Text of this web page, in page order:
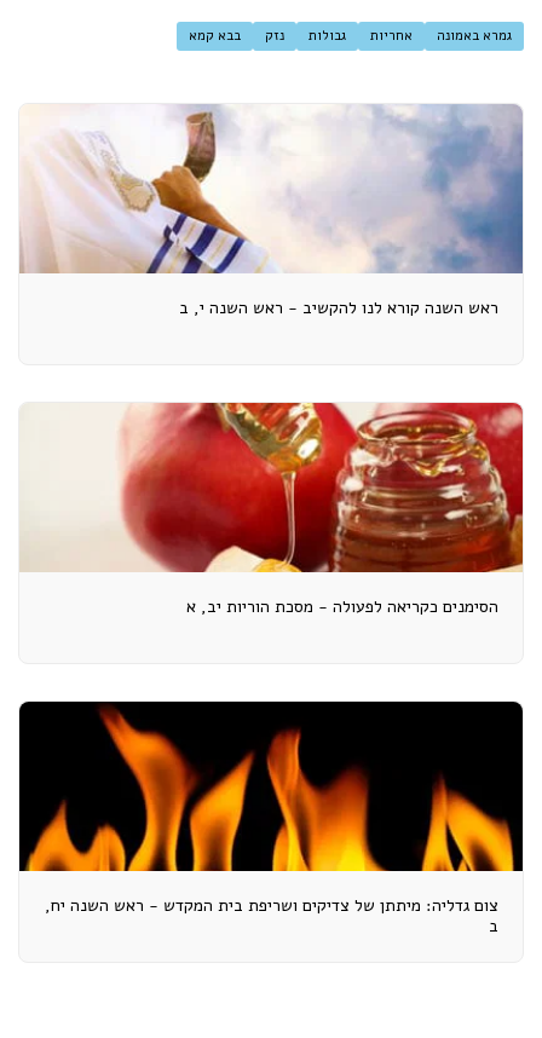
גמרא באמונה אחריות גבולות נזק בבא קמא
ראש השנה קורא לנו להקשיב - ראש השנה י, ב
הסימנים כקריאה לפעולה - מסכת הוריות יב, א
צום גדליה: מיתתן של צדיקים ושריפת בית המקדש - ראש השנה יח,
ב